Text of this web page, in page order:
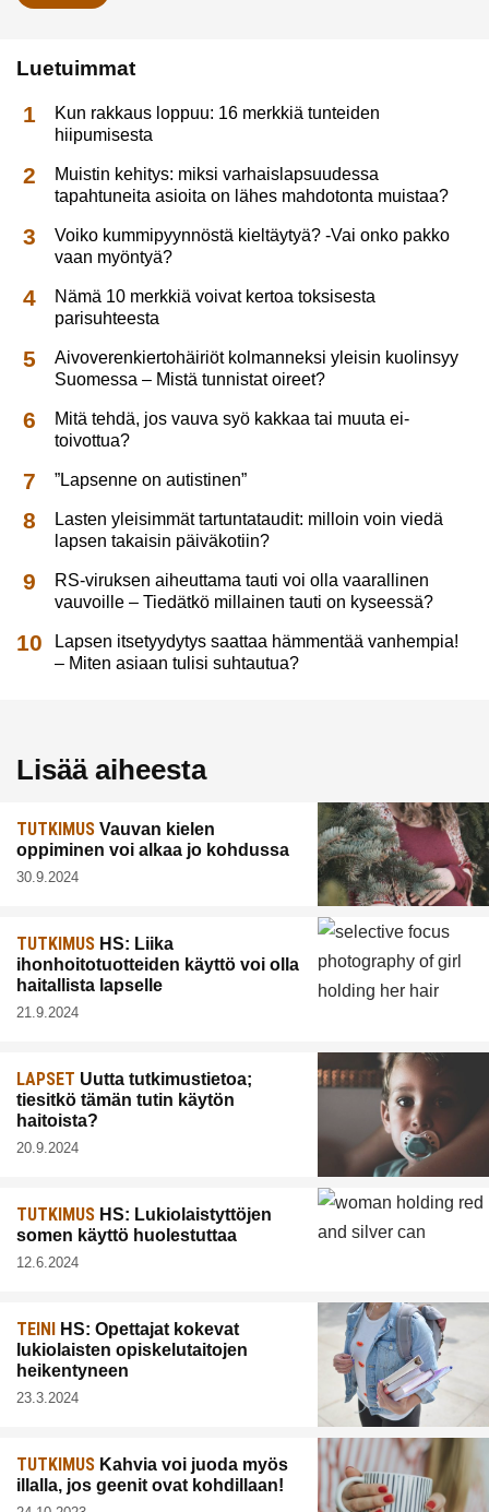
Luetuimmat
Kun rakkaus loppuu: 16 merkkiä tunteiden
hiipumisesta
Muistin kehitys: miksi varhaislapsuudessa
tapahtuneita asioita on lähes mahdotonta muistaa?
Voiko kummipyynnöstä kieltäytyä? -Vai onko pakko
vaan myöntyä?
Nämä 10 merkkiä voivat kertoa toksisesta
parisuhteesta
Aivoverenkiertohäiriöt kolmanneksi yleisin kuolinsyy
Suomessa – Mistä tunnistat oireet?
Mitä tehdä, jos vauva syö kakkaa tai muuta ei-
toivottua?
”Lapsenne on autistinen”
Lasten yleisimmät tartuntataudit: milloin voin viedä
lapsen takaisin päiväkotiin?
RS-viruksen aiheuttama tauti voi olla vaarallinen
vauvoille – Tiedätkö millainen tauti on kyseessä?
Lapsen itsetyydytys saattaa hämmentää vanhempia!
– Miten asiaan tulisi suhtautua?
Lisää aiheesta
TUTKIMUS Vauvan kielen
oppiminen voi alkaa jo kohdussa
30.9.2024
TUTKIMUS HS: Liika
ihonhoitotuotteiden käyttö voi olla
haitallista lapselle
21.9.2024
LAPSET Uutta tutkimustietoa;
tiesitkö tämän tutin käytön
haitoista?
20.9.2024
TUTKIMUS HS: Lukiolaistyttöjen
somen käyttö huolestuttaa
12.6.2024
TEINI HS: Opettajat kokevat
lukiolaisten opiskelutaitojen
heikentyneen
23.3.2024
TUTKIMUS Kahvia voi juoda myös
illalla, jos geenit ovat kohdillaan!